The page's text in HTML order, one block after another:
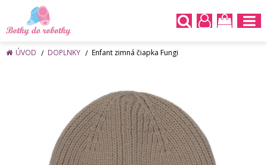
ÚVOD DOPLNKY Enfant zimná čiapka Fungi